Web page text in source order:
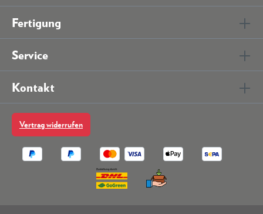
Fertigung
Service
Kontakt
Vertrag widerrufen